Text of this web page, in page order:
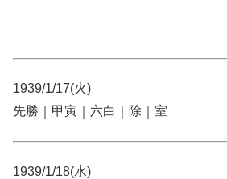
1939/1/17(火)
先勝｜甲寅｜六白｜除｜室
1939/1/18(水)